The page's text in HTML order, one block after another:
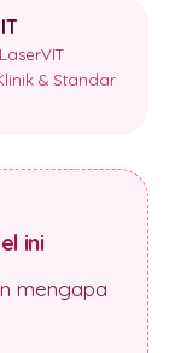
& Standar
ini
mengapa